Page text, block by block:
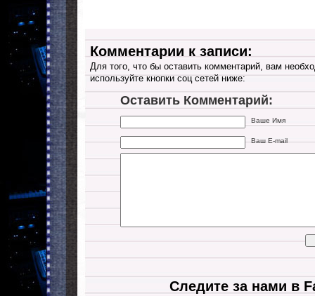
Комментарии к записи:
Для того, что бы оставить комментарий, вам
используйте кнопки соц сетей ниже:
Оставить Комментарий:
Ваше Имя
Ваш E-mail
Следите за нами в